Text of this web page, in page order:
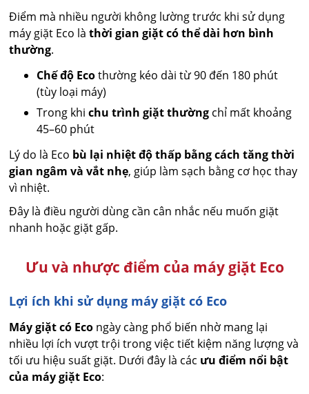
Điểm mà nhiều người không lường trước khi sử dụng
máy giặt Eco làthời gian giặt có thể dài hơn bình
thường.
Chế độ Ecothường kéo dài từ 90 đến 180 phút
(tùy loại máy)
Trong khichu trình giặt thường chỉ mất khoảng
45–60 phút
Lý do là Eco bù lại nhiệt độ thấp bằng cách tăng thời
gian ngâm và vắt nhẹ, giúp làm sạch bằng cơ học thay
vì nhiệt.
Đây là điều người dùng cần cân nhắc nếu muốn giặt
nhanh hoặc giặt gấp.
Ưu và nhược điểm của máy giặt Eco
Lợi ích khi sử dụng máy giặt có Eco
Máy giặt có Eco ngày càng phổ biến nhờ mang lại
nhiều lợi ích vượt trội trong việc tiết kiệm năng lượng và
tối ưu hiệu suất giặt. Dưới đây là các ưu điểm nổi bật
của máy giặt Eco: